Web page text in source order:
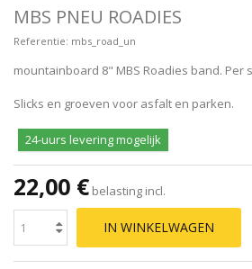
MBS PNEU ROADIES
Referentie: mbs_road_un
mountainboard 8" MBS Roadies band. Per
Slicks en groeven voor asfalt en parken.
24-uurs levering mogelijk
22,00 € belasting incl.
IN WINKELWAGEN